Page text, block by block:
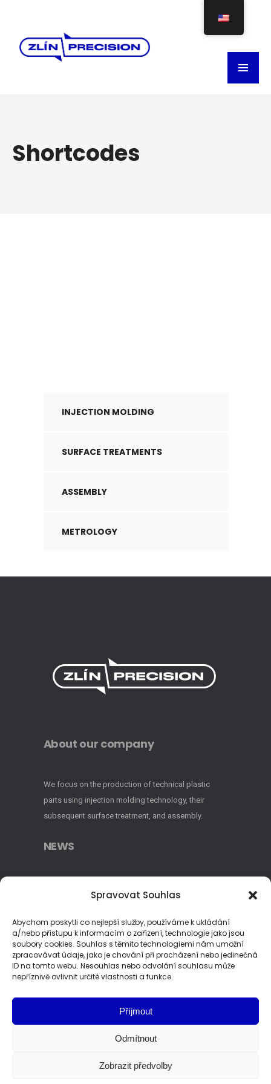
Spravovat Souhlas
Abychom poskytli co nejlepší služby, používáme k ukládání
a/nebo přístupu k informacím o zařízení, technologie jako jsou
soubory cookies. Souhlas s těmito technologiemi nám umožní
zpracovávat údaje, jako je chování při procházení nebo jedinečná
ID na tomto webu. Nesouhlas nebo odvolání souhlasu může
nepříznivě ovlivnit určité vlastnosti a funkce.
Příjmout
Odmítnout
Zobrazit předvolby
Shortcodes
INJECTION MOLDING
SURFACE TREATMENTS
ASSEMBLY
METROLOGY
About our company
We focus on the production of technical plastic
parts using injection molding technology, their
subsequent surface treatment, and assembly.
NEWS
Production
Surface Treatments